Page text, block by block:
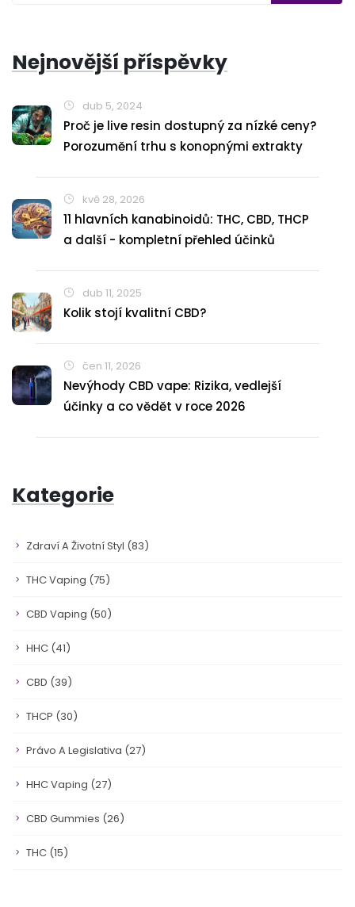
Nejnovější příspěvky
dub 5, 2024
Proč je live resin dostupný za nízké ceny?
Porozumění trhu s konopnými extrakty
kvě 28, 2026
11 hlavních kanabinoidů: THC, CBD, THCP
a další - kompletní přehled účinků
dub 11, 2025
Kolik stojí kvalitní CBD?
čen 11, 2026
Nevýhody CBD vape: Rizika, vedlejší
účinky a co vědět v roce 2026
Kategorie
Zdraví A Životní Styl (83)
THC Vaping (75)
CBD Vaping (50)
HHC (41)
CBD (39)
THCP (30)
Právo A Legislativa (27)
HHC Vaping (27)
CBD Gummies (26)
THC (15)